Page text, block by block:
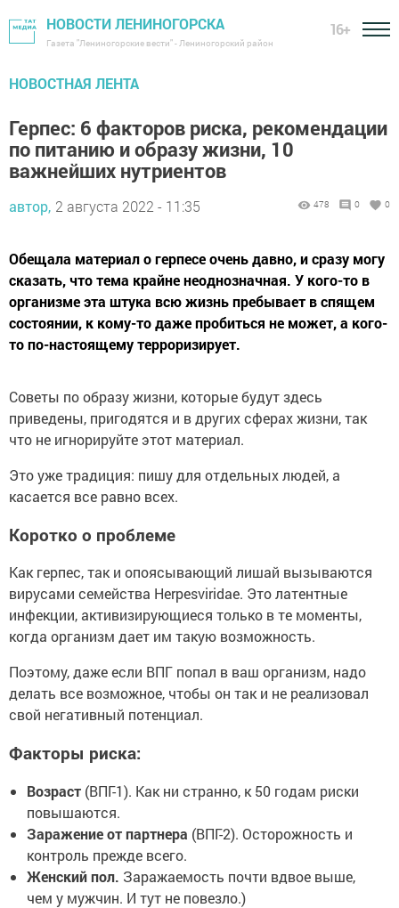
НОВОСТИ ЛЕНИНОГОРСКА
Газета "Лениногорские вести" - Лениногорский район
16+
НОВОСТНАЯ ЛЕНТА
Герпес: 6 факторов риска, рекомендации
по питанию и образу жизни, 10
важнейших нутриентов
автор, 2 августа 2022 - 11:35 478 0 0
Обещала материал о герпесе очень давно, и сразу могу
сказать, что тема крайне неоднозначная. У кого-то в
организме эта штука всю жизнь пребывает в спящем
состоянии, к кому-то даже пробиться не может, а кого-
то по-настоящему терроризирует.
Советы по образу жизни, которые будут здесь
приведены, пригодятся и в других сферах жизни, так
что не игнорируйте этот материал.
Это уже традиция: пишу для отдельных людей, а
касается все равно всех.
Коротко о проблеме
Как герпес, так и опоясывающий лишай вызываются
вирусами семейства Herpesviridae. Это латентные
инфекции, активизирующиеся только в те моменты,
когда организм дает им такую возможность.
Поэтому, даже если ВПГ попал в ваш организм, надо
делать все возможное, чтобы он так и не реализовал
свой негативный потенциал.
Факторы риска:
Возраст (ВПГ-1). Как ни странно, к 50 годам риски
повышаются.
Заражение от партнера (ВПГ-2). Осторожность и
контроль прежде всего.
Женский пол. Заражаемость почти вдвое выше,
чем у мужчин. И тут не повезло.)